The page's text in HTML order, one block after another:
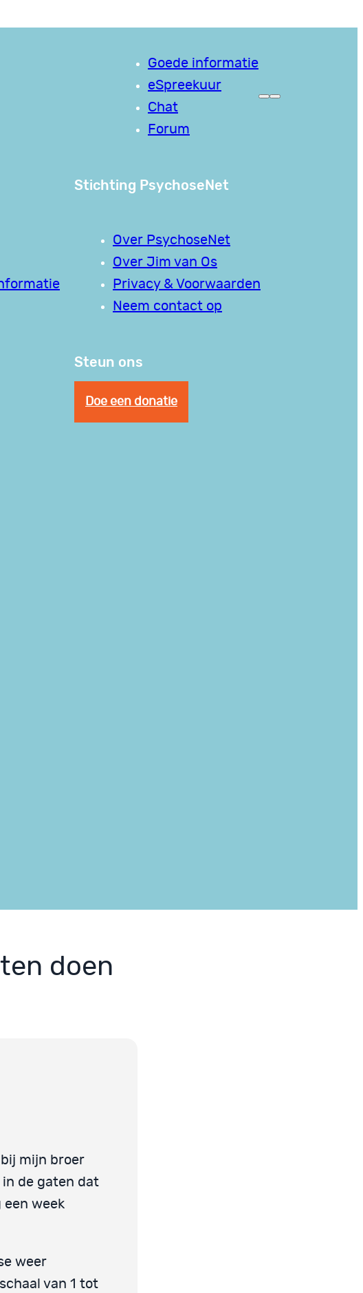
Goede informatie
eSpreekuur
Chat
Forum
Stichting PsychoseNet
Over PsychoseNet
Over Jim van Os
Privacy & Voorwaarden
Neem contact op
Steun ons
Doe een donatie
doen
mijn broer
de gaten dat
week
weer
van 1 tot